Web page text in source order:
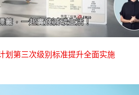
划第三次级别标准提升全面实施